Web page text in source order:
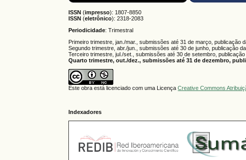
ISSN (impresso): 1807-8850
ISSN (eletrônico):2318-2083
Periodicidade: Trimestral
Primeiro trimestre, jan./mar., submissões até 31 de março, publicação
Segundo trimestre, abr./jun., submissões até 30 de junho, publicação
Terceiro trimestre, jul./set., submissões até 30 de setembro, publicação
Quarto trimestre, out./dez., submissões até 31 de dezembro,
Este obra está licenciado com uma LicençaCreative Commons
Indexadores